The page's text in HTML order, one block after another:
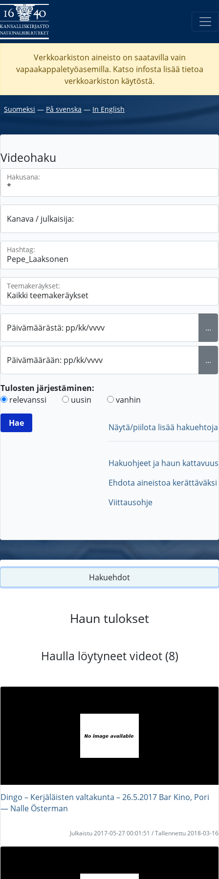
Verkkoarkiston aineisto on saatavilla vain
vapaakappaletyöasemilla. Katso infosta lisää tietoa
verkkoarkiston käytöstä.
Suomeksi ― På svenska ― In English
Videohaku
Hakusana:
Kanava / julkaisija:
Hashtag:
Teemakeräykset:
Päivämäärästä: pp/kk/vvvv ...
Päivämäärään: pp/kk/vvvv ...
Tulosten järjestäminen:
relevanssi
uusin vanhin
Näytä/piilota lisää hakuehtoja
Hakuohjeet ja haun kattavuus
Ehdota aineistoa kerättäväksi
Viittausohje
Hakuehdot
Haun tulokset
Haulla löytyneet videot (8)
Dingo – Kerjäläisten valtakunta – 26.5.2017 Bar Kino, Pori
― Nalle Österman
Julkaistu 2017-05-27 00:01:51 / Tallennettu 2018-03-16